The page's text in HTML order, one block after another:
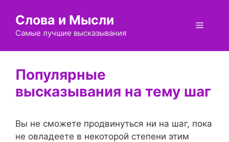
содержимому
Слова и Мысли
Самые лучшие высказывания
Меню
шаг
Вы не сможете продвинуться ни на шаг, пока
не овладеете в некоторой степени этим